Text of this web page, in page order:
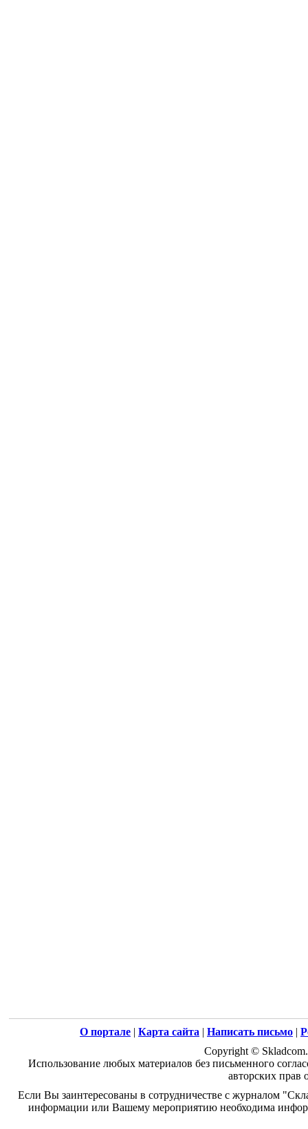
О портале | Карта сайта | Написать письмо |
Copyright ©
Использование любых материалов без письменного
авторских прав
Если Вы заинтересованы в сотрудничестве с журналом
информации или Вашему мероприятию необходима